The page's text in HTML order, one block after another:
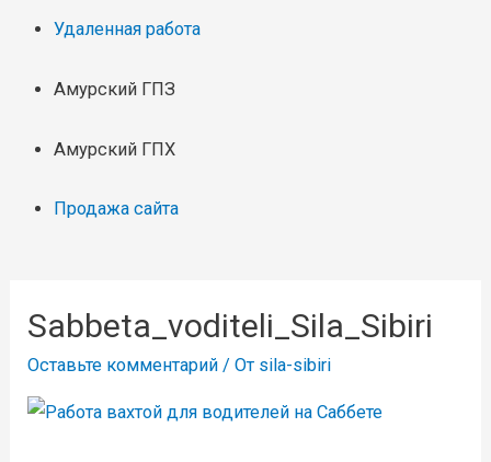
Удаленная работа
Амурский ГПЗ
Амурский ГПХ
Продажа сайта
Sabbeta_voditeli_Sila_Sibiri
Оставьте комментарий / От sila-sibiri